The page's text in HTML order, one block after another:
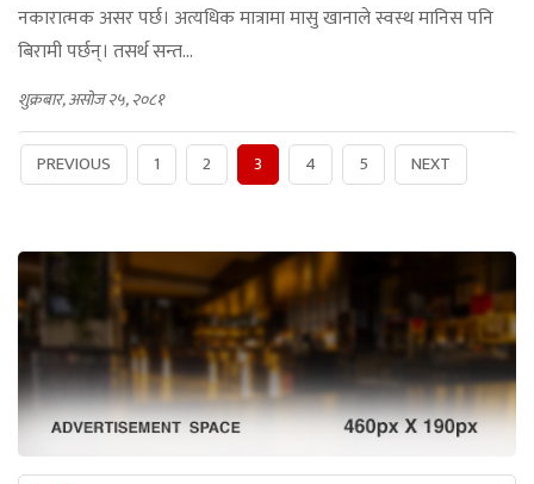
नकारात्मक असर पर्छ। अत्यधिक मात्रामा मासु खानाले स्वस्थ मानिस पनि
बिरामी पर्छन्। तसर्थ सन्त...
शुक्रबार, असोज २५, २०८१
PREVIOUS 1 2 3 4 5 NEXT